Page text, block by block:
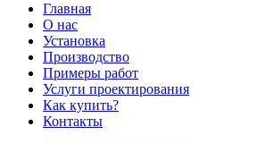
Главная
О нас
Установка
Производство
Примеры работ
Услуги проектирования
Как купить?
Контакты